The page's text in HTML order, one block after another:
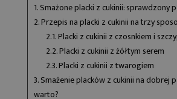
1. Smażone placki z cukinii: sprawdzony
2. Przepis na placki z cukinii na trzy
2.1. Placki z cukinii z czosnkiem i
2.2. Placki z cukinii z żółtym serem
2.3. Placki z cukinii z twarogiem
3. Smażenie placków z cukinii na dobrej
warto?